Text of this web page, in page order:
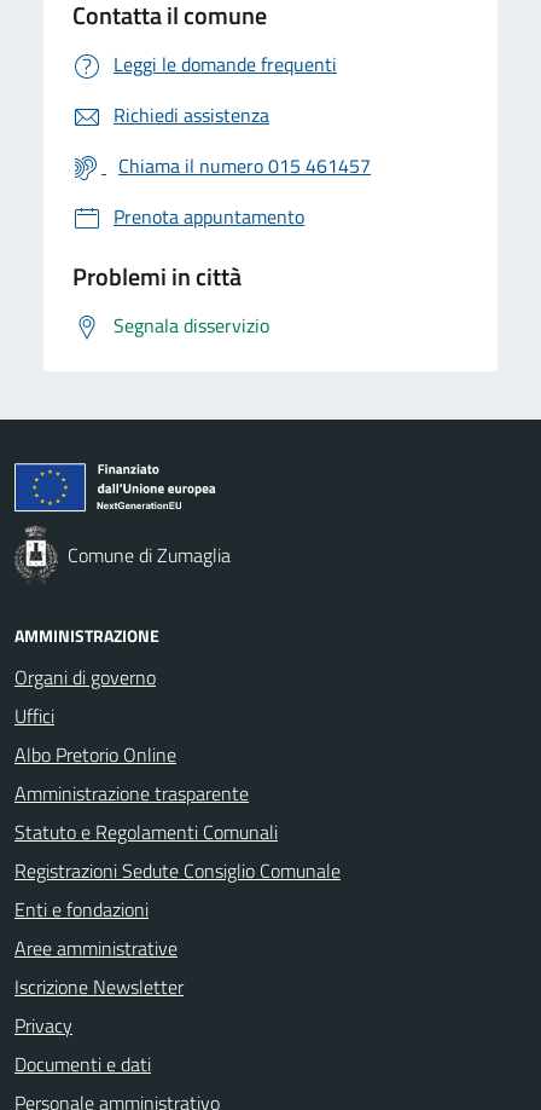
Contatta il comune
Leggi le domande frequenti
Richiedi assistenza
Chiama il numero 015 461457
Prenota appuntamento
Problemi in città
Segnala disservizio
Comune di Zumaglia
AMMINISTRAZIONE
Organi di governo
Uffici
Albo Pretorio Online
Amministrazione trasparente
Statuto e Regolamenti Comunali
Registrazioni Sedute Consiglio Comunale
Enti e fondazioni
Aree amministrative
Iscrizione Newsletter
Privacy
Documenti e dati
Personale amministrativo